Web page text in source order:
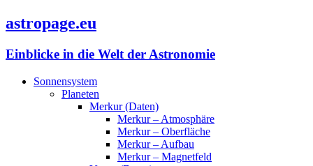
astropage.eu
Einblicke in die Welt der Astronomie
Sonnensystem
Planeten
Merkur (Daten)
Merkur – Atmosphäre
Merkur – Oberfläche
Merkur – Aufbau
Merkur – Magnetfeld